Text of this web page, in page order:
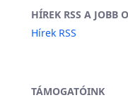
HÍREK RSS A JOBB
Hírek RSS
TÁMOGATÓINK